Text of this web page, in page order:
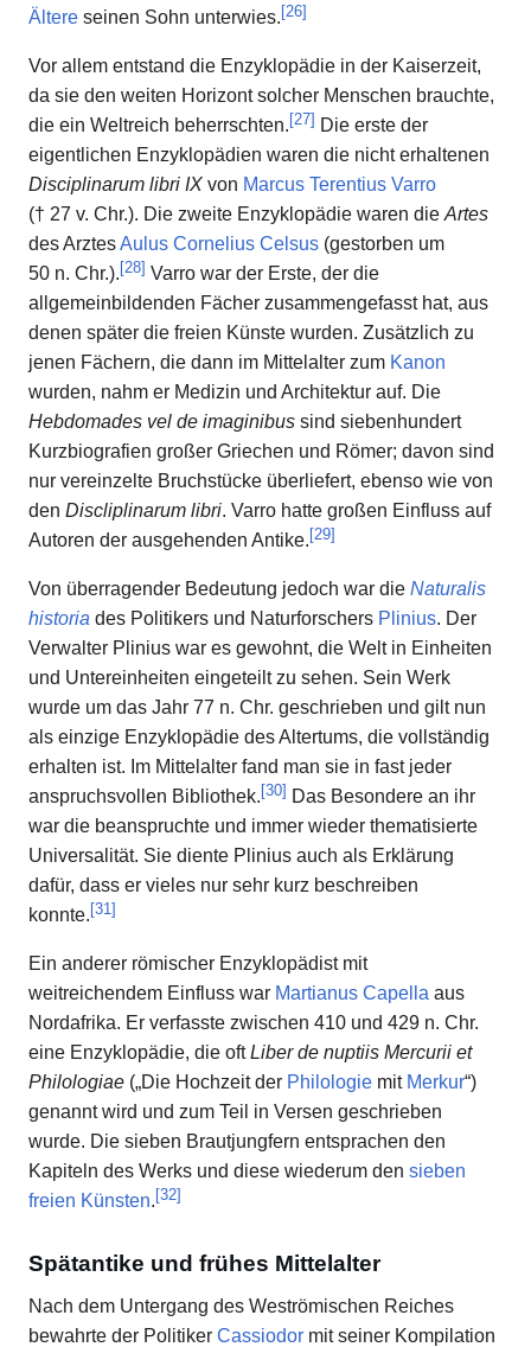
Ältere seinen Sohn unterwies.[26]
Vor allem entstand die Enzyklopädie in der Kaiserzeit,
da sie den weiten Horizont solcher Menschen brauchte,
die ein Weltreich beherrschten.[27] Die erste der
eigentlichen Enzyklopädien waren die nicht erhaltenen
Disciplinarum libri IX von Marcus Terentius Varro
(† 27 v. Chr.). Die zweite Enzyklopädie waren die Artes
des ArztesAulus Cornelius Celsus (gestorben um
50 n. Chr.).[28] Varro war der Erste, der die
allgemeinbildenden Fächer zusammengefasst hat, aus
denen später die freien Künste wurden. Zusätzlich zu
jenen Fächern, die dann im Mittelalter zum Kanon
wurden, nahm er Medizin und Architektur auf. Die
Hebdomades vel de imaginibus sind siebenhundert
Kurzbiografien großer Griechen und Römer; davon sind
nur vereinzelte Bruchstücke überliefert, ebenso wie von
den Discliplinarum libri. Varro hatte großen Einfluss auf
Autoren der ausgehenden Antike.[29]
Von überragender Bedeutung jedoch war die Naturalis
historia des Politikers und Naturforschers Plinius. Der
Verwalter Plinius war es gewohnt, die Welt in Einheiten
und Untereinheiten eingeteilt zu sehen. Sein Werk
wurde um das Jahr 77 n. Chr. geschrieben und gilt nun
als einzige Enzyklopädie des Altertums, die vollständig
erhalten ist. Im Mittelalter fand man sie in fast jeder
anspruchsvollen Bibliothek.[30] Das Besondere an ihr
war die beanspruchte und immer wieder thematisierte
Universalität. Sie diente Plinius auch als Erklärung
dafür, dass er vieles nur sehr kurz beschreiben
konnte.[31]
Ein anderer römischer Enzyklopädist mit
weitreichendem Einfluss war Martianus Capella aus
Nordafrika. Er verfasste zwischen 410 und 429 n. Chr.
eine Enzyklopädie, die oftLiber de nuptiis Mercurii et
Philologiae („Die Hochzeit der Philologie mit Merkur“)
genannt wird und zum Teil in Versen geschrieben
wurde. Die sieben Brautjungfern entsprachen den
Kapiteln des Werks und diese wiederum den sieben
freien Künsten.[32]
Spätantike und frühes Mittelalter
Nach dem Untergang des Weströmischen Reiches
bewahrte der Politiker Cassiodor mit seiner Kompilation